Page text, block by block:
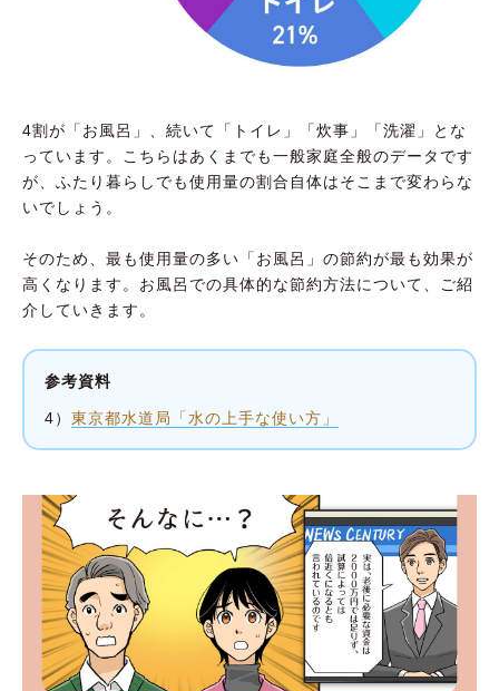
4割が「お風呂」、続いて「トイレ」「炊事」「洗濯」とな
っています。こちらはあくまでも一般家庭全般のデータです
が、ふたり暮らしでも使用量の割合自体はそこまで変わらな
いでしょう。
そのため、最も使用量の多い「お風呂」の節約が最も効果が
高くなります。お風呂での具体的な節約方法について、ご紹
介していきます。
参考資料
4） 東京都水道局「水の上手な使い方」